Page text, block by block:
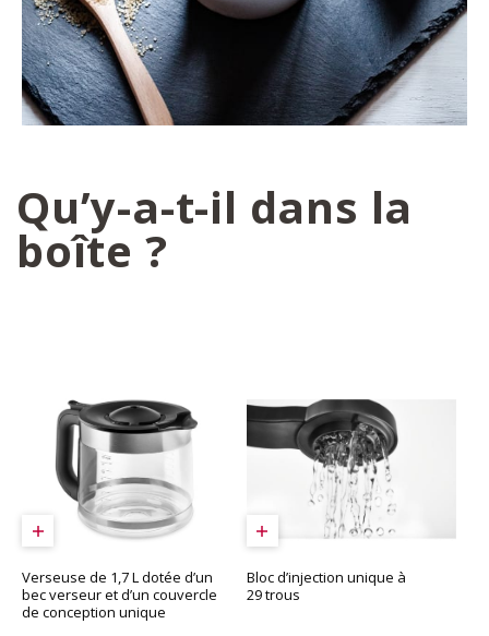
Qu’y-a-t-il dans la
boîte ?
Verseuse de 1,7 L dotée d’un
bec verseur et d’un couvercle
de conception unique
Bloc d’injection unique à
29 trous